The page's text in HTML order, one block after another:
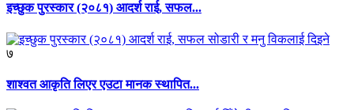
इच्छुक पुरस्कार (२०८१) आदर्श राई, सफल...
७
शाश्वत आकृति लिएर एउटा मानक स्थापित...